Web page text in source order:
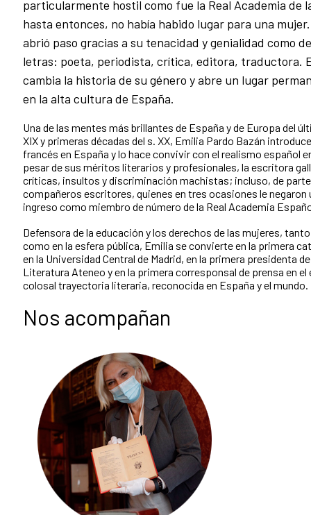
particularmente hostil como fue la Real Academia de
hasta entonces, no había habido lugar para una
abrió paso gracias a su tenacidad y genialidad como
letras: poeta, periodista, crítica, editora, traductora.
cambia la historia de su género y abre un lugar
en la alta cultura de España.
Una de las mentes más brillantes de España y de Europa del
XIX y primeras décadas del s. XX, Emilia Pardo Bazán
francés en España y lo hace convivir con el realismo español
pesar de sus méritos literarios y profesionales, la escritora
críticas, insultos y discriminación machistas; incluso, de
compañeros escritores, quienes en tres ocasiones le negaron
ingreso como miembro de número de la Real Academia
Defensora de la educación y los derechos de las mujeres,
como en la esfera pública, Emilia se convierte en la primera
en la Universidad Central de Madrid, en la primera presidenta
Literatura Ateneo y en la primera corresponsal de prensa en
colosal trayectoria literaria, reconocida en España y el mundo.
Nos acompañan